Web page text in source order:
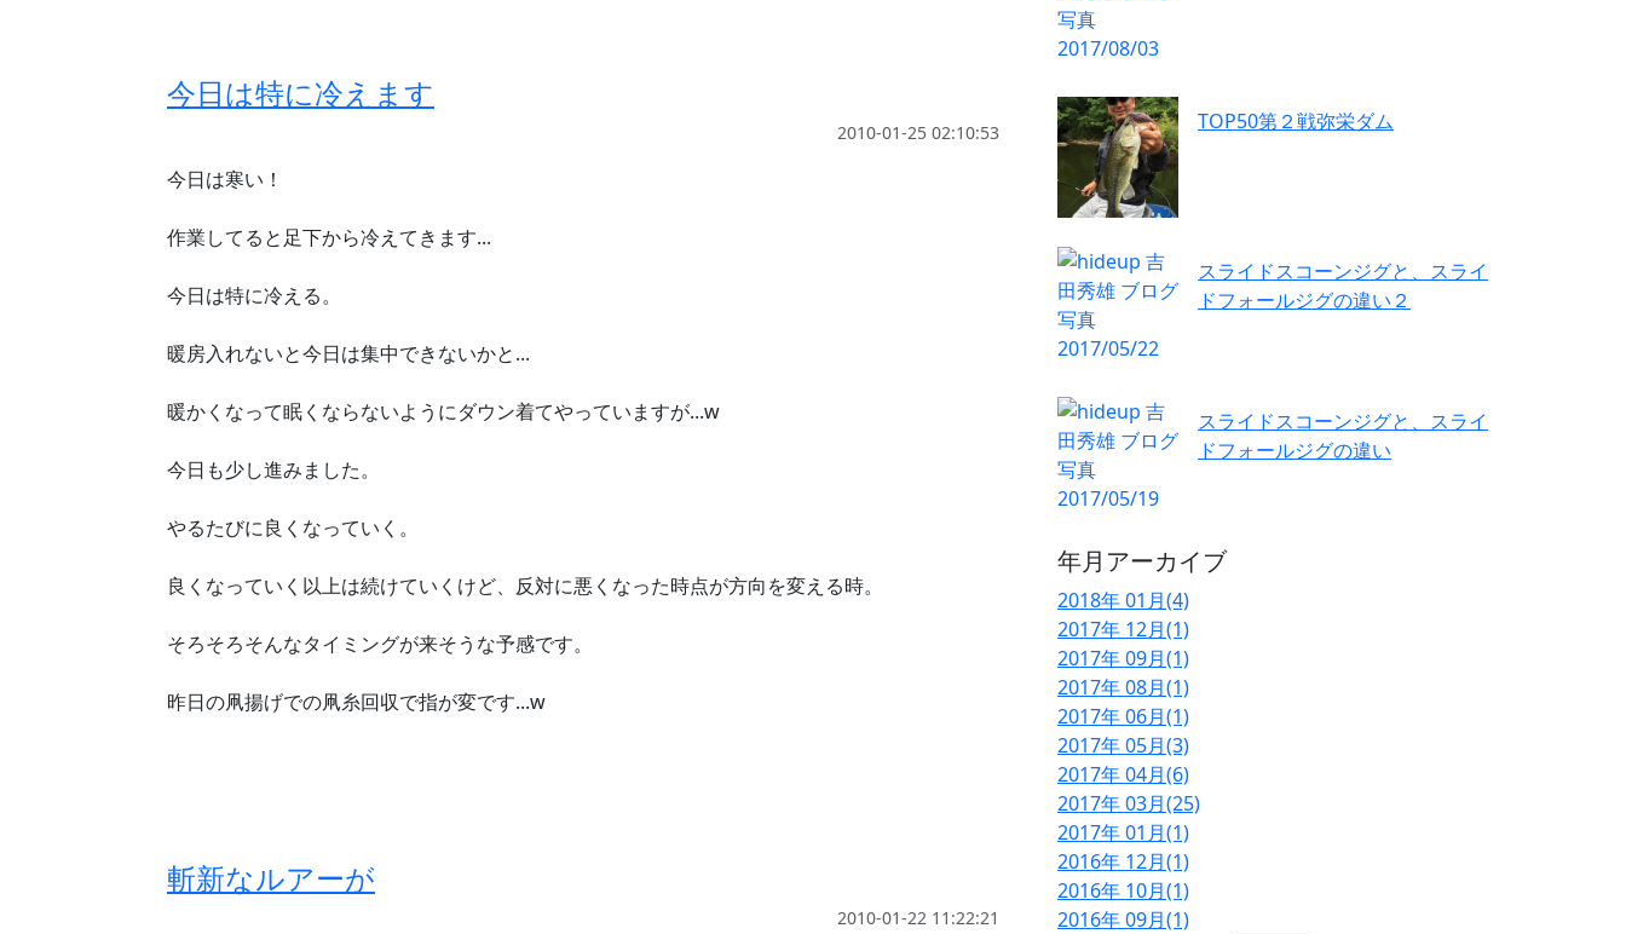
今日は特に冷えます
2010-01-25 02:10:53
今日は寒い！
作業してると足下から冷えてきます...
今日は特に冷える。
暖房入れないと今日は集中できないかと...
暖かくなって眠くならないようにダウン着てやっていますが...w
今日も少し進みました。
やるたびに良くなっていく。
良くなっていく以上は続けていくけど、反対に悪くなった時点が方向を変える時。
そろそろそんなタイミングが来そうな予感です。
昨日の凧揚げでの凧糸回収で指が変です...w
斬新なルアーが
2010-01-22 11:22:21
TOP50第２戦弥栄ダム
スライドスコーンジグと、スライ
ドフォールジグの違い２
スライドスコーンジグと、スライ
ドフォールジグの違い
年月アーカイブ
2018年 01月(4)
2017年 12月(1)
2017年 09月(1)
2017年 08月(1)
2017年 06月(1)
2017年 05月(3)
2017年 04月(6)
2017年 03月(25)
2017年 01月(1)
2016年 12月(1)
2016年 10月(1)
2016年 09月(1)